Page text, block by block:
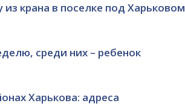
крана в поселке под Харьковом
среди них – ребенок
Харькова: адреса